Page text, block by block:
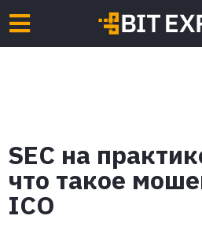
SEC на
что такое
ICO